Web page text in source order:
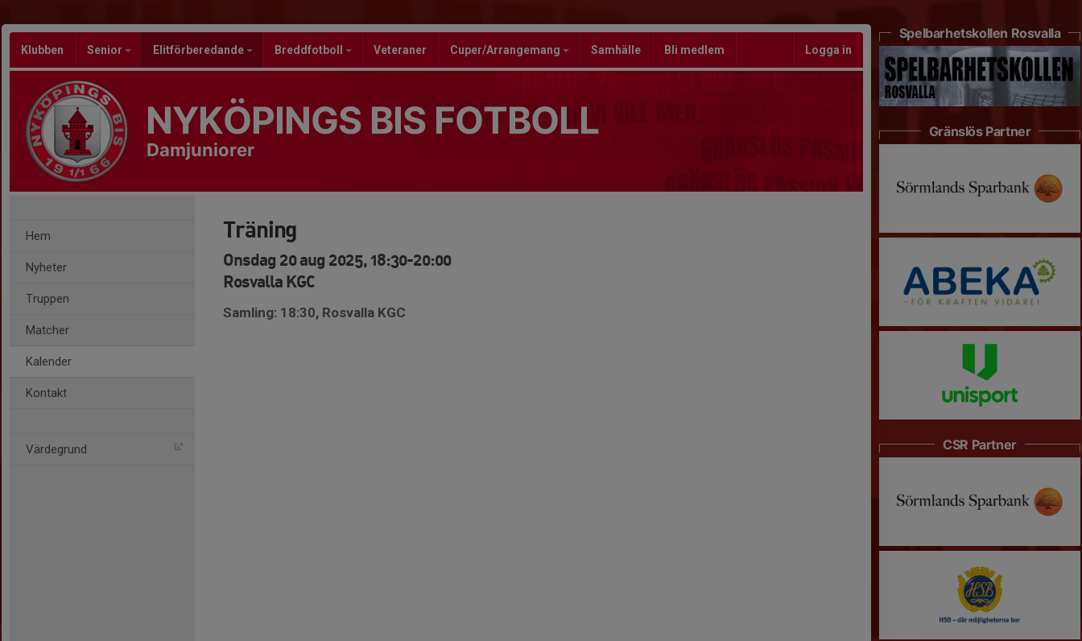
Klubben Senior Elitförberedande Breddfotboll Veteraner Cuper/Arrangemang Samhälle Bli medlem Logga in
NYKÖPINGS BIS FOTBOLL
Damjuniorer
Hem
Nyheter
Truppen
Matcher
Kalender
Kontakt
Värdegrund
Träning
Onsdag 20 aug 2025, 18:30-20:00
Rosvalla KGC
Samling: 18:30, Rosvalla KGC
Spelbarhetskollen Rosvalla
Gränslös Partner
CSR Partner